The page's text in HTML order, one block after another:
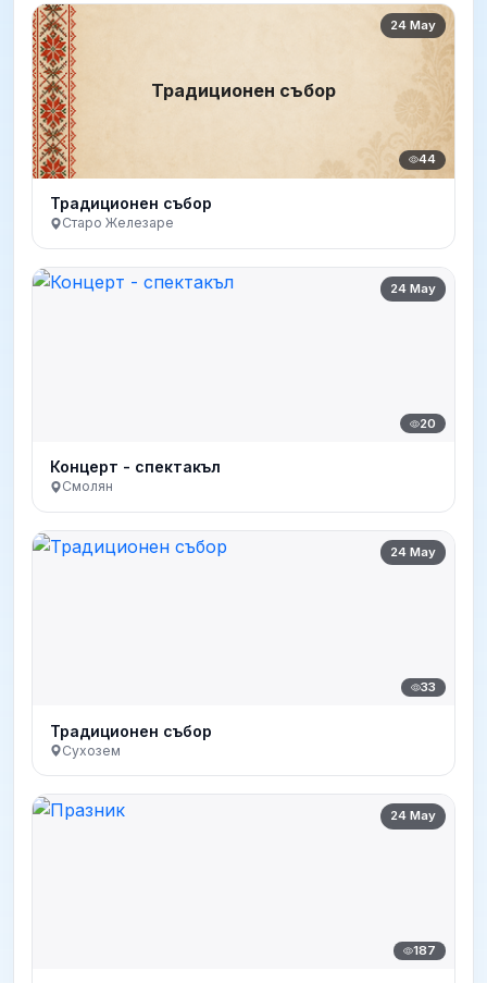
Традиционен събор
24 May
44
Традиционен събор
Старо Железаре
24 May
20
Концерт - спектакъл
Смолян
24 May
33
Традиционен събор
Сухозем
24 May
187